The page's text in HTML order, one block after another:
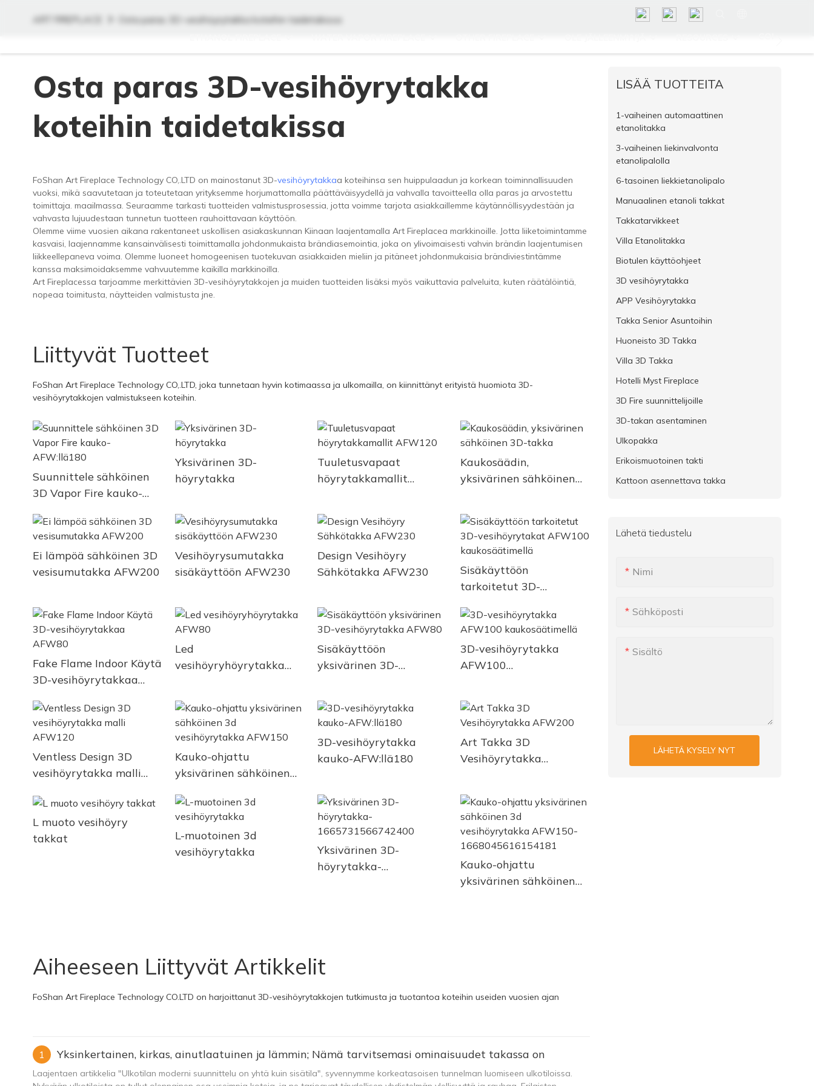
ART FIREPLACE Osta paras 3D-vesihöyrytakka koteihin taidetakissa
Osta paras 3D-vesihöyrytakka
koteihin taidetakissa
FoShan Art Fireplace Technology CO,.LTD on mainostanut 3D-vesihöyrytakkaa koteihinsa sen huippulaadun ja korkean toiminnallisuuden
vuoksi, mikä saavutetaan ja toteutetaan yrityksemme horjumattomalla päättäväisyydellä ja vahvalla tavoitteella olla paras ja arvostettu
toimittaja. maailmassa. Seuraamme tarkasti tuotteiden valmistusprosessia, jotta voimme tarjota asiakkaillemme käytännöllisyydestään ja
vahvasta lujuudestaan ​​tunnetun tuotteen rauhoittavaan käyttöön.
Olemme viime vuosien aikana rakentaneet uskollisen asiakaskunnan Kiinaan laajentamalla Art Fireplacea markkinoille. Jotta liiketoimintamme
kasvaisi, laajennamme kansainvälisesti toimittamalla johdonmukaista brändiasemointia, joka on ylivoimaisesti vahvin brändin laajentumisen
liikkeellepaneva voima. Olemme luoneet homogeenisen tuotekuvan asiakkaiden mieliin ja pitäneet johdonmukaisia ​​brändiviestintämme
kanssa maksimoidaksemme vahvuutemme kaikilla markkinoilla.
Art Fireplacessa tarjoamme merkittävien 3D-vesihöyrytakkojen ja muiden tuotteiden lisäksi myös vaikuttavia palveluita, kuten räätälöintiä,
nopeaa toimitusta, näytteiden valmistusta jne.
Liittyvät Tuotteet
FoShan Art Fireplace Technology CO,.LTD, joka tunnetaan hyvin kotimaassa ja ulkomailla, on kiinnittänyt erityistä huomiota 3D-
vesihöyrytakkojen valmistukseen koteihin.
Suunnittele sähköinen
3D Vapor Fire kauko-
Yksivärinen 3D-
höyrytakka
Tuuletusvapaat
höyrytakkamallit
Kaukosäädin,
yksivärinen sähköinen
Ei lämpöä sähköinen 3D
vesisumutakka AFW200
Vesihöyrysumutakka
sisäkäyttöön AFW230
Design Vesihöyry
Sähkötakka AFW230
Sisäkäyttöön
tarkoitetut 3D-
kaukosäätimellä
Fake Flame Indoor Käytä
3D-vesihöyrytakkaa
Led
vesihöyryhöyrytakka
Sisäkäyttöön
yksivärinen 3D-
3D-vesihöyrytakka
AFW100
Ventless Design 3D
vesihöyrytakka malli
Kauko-ohjattu
yksivärinen sähköinen
AFW150
3D-vesihöyrytakka
kauko-AFW:llä180
Art Takka 3D
Vesihöyrytakka
L muoto vesihöyry
takkat
L-muotoinen 3d
vesihöyrytakka
Yksivärinen 3D-
höyrytakka-
Kauko-ohjattu
yksivärinen sähköinen
Aiheeseen Liittyvät Artikkelit
FoShan Art Fireplace Technology CO.LTD on harjoittanut 3D-vesihöyrytakkojen tutkimusta ja tuotantoa koteihin useiden vuosien ajan
1 Yksinkertainen, kirkas, ainutlaatuinen ja lämmin; Nämä tarvitsemasi ominaisuudet takassa on
Laajentaen artikkelia "Ulkotilan moderni suunnittelu on yhtä kuin sisätila", syvennymme korkeatasoisen tunnelman luomiseen ulkotiloissa.
LISÄÄ TUOTTEITA
1-vaiheinen automaattinen
etanolitakka
3-vaiheinen liekinvalvonta
etanolipalolla
6-tasoinen liekkietanolipalo
Manuaalinen etanoli takkat
Takkatarvikkeet
Villa Etanolitakka
Biotulen käyttöohjeet
3D vesihöyrytakka
APP Vesihöyrytakka
Takka Senior Asuntoihin
Huoneisto 3D Takka
Villa 3D Takka
Hotelli Myst Fireplace
3D Fire suunnittelijoille
3D-takan asentaminen
Ulkopakka
Erikoismuotoinen takti
Kattoon asennettava takka
Lähetä tiedustelu
Nimi
Sähköposti
Sisältö
LÄHETÄ KYSELY NYT